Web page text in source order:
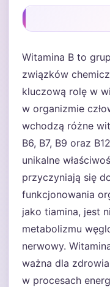
Witamina B to
związków
kluczową rolę w
w organizmie
wchodzą różne
B6, B7, B9 oraz
unikalne
przyczyniają się
funkcjonowania
jako tiamina, jest
metabolizmu
nerwowy.
ważna dla
w procesach